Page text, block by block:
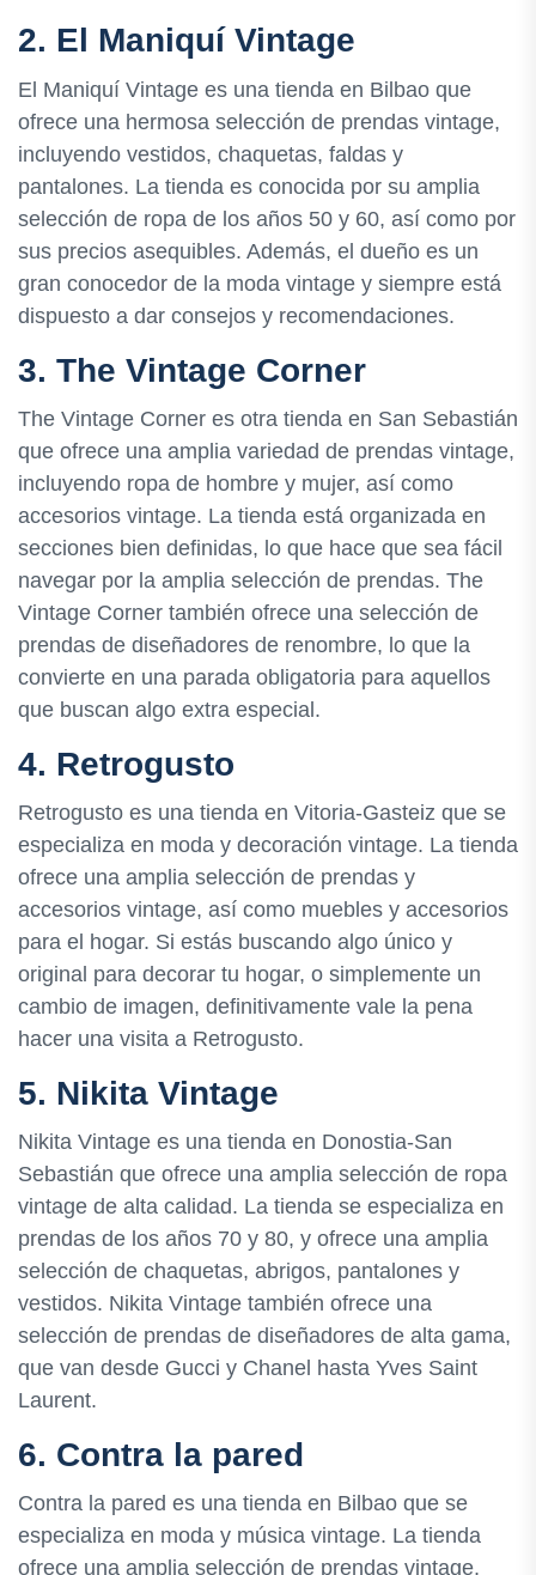
2. El Maniquí Vintage
El Maniquí Vintage es una tienda en Bilbao que
ofrece una hermosa selección de prendas vintage,
incluyendo vestidos, chaquetas, faldas y
pantalones. La tienda es conocida por su amplia
selección de ropa de los años 50 y 60, así como por
sus precios asequibles. Además, el dueño es un
gran conocedor de la moda vintage y siempre está
dispuesto a dar consejos y recomendaciones.
3. The Vintage Corner
The Vintage Corner es otra tienda en San Sebastián
que ofrece una amplia variedad de prendas vintage,
incluyendo ropa de hombre y mujer, así como
accesorios vintage. La tienda está organizada en
secciones bien definidas, lo que hace que sea fácil
navegar por la amplia selección de prendas. The
Vintage Corner también ofrece una selección de
prendas de diseñadores de renombre, lo que la
convierte en una parada obligatoria para aquellos
que buscan algo extra especial.
4. Retrogusto
Retrogusto es una tienda en Vitoria-Gasteiz que se
especializa en moda y decoración vintage. La tienda
ofrece una amplia selección de prendas y
accesorios vintage, así como muebles y accesorios
para el hogar. Si estás buscando algo único y
original para decorar tu hogar, o simplemente un
cambio de imagen, definitivamente vale la pena
hacer una visita a Retrogusto.
5. Nikita Vintage
Nikita Vintage es una tienda en Donostia-San
Sebastián que ofrece una amplia selección de ropa
vintage de alta calidad. La tienda se especializa en
prendas de los años 70 y 80, y ofrece una amplia
selección de chaquetas, abrigos, pantalones y
vestidos. Nikita Vintage también ofrece una
selección de prendas de diseñadores de alta gama,
que van desde Gucci y Chanel hasta Yves Saint
Laurent.
6. Contra la pared
Contra la pared es una tienda en Bilbao que se
especializa en moda y música vintage. La tienda
ofrece una amplia selección de prendas vintage,